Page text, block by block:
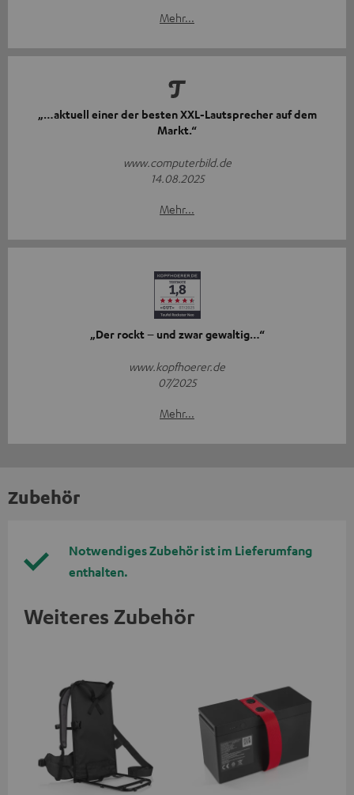
Mehr...
„…aktuell einer der besten XXL-Lautsprecher auf dem
Markt.“
www.computerbild.de
14.08.2025
Mehr...
„Der rockt – und zwar gewaltig…“
www.kopfhoerer.de
07/2025
Mehr...
Zubehör
Notwendiges Zubehör ist im Lieferumfang
enthalten.
Weiteres Zubehör